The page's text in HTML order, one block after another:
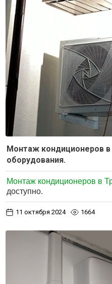
Монтаж кондиционеров
оборудования.
Монтаж кондиционеров в
доступно.
11 октября 2024 1664